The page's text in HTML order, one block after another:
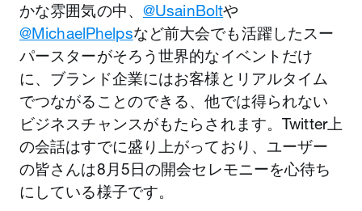
かな雰囲気の中、 @UsainBoltや
@MichaelPhelpsなど前大会でも活躍したスー
パースターがそろう世界的なイベントだけ
に、ブランド企業にはお客様とリアルタイム
でつながることのできる、他では得られない
ビジネスチャンスがもたらされます。Twitter上
の会話はすでに盛り上がっており、ユーザー
の皆さんは8月5日の開会セレモニーを心待ち
にしている様子です。